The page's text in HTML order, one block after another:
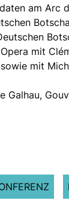
am Arc
mit
mit
Galhau,